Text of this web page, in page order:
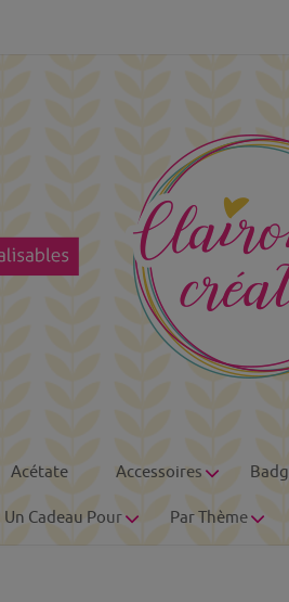
Acétate Accessoires
Un Cadeau Pour Par Thème